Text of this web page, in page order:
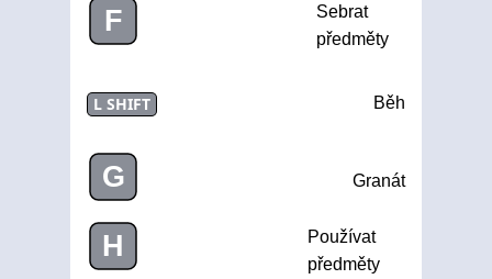
F
Sebrat
předměty
L SHIFT Běh
G Granát
H
Používat
předměty